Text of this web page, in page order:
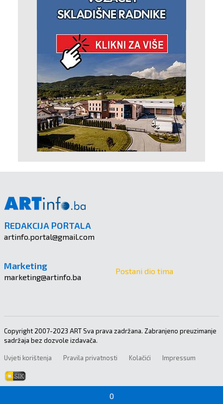
0
REDAKCIJA PORTALA
artinfo.portal@gmail.com
Marketing
marketing@artinfo.ba
Postani dio tima
Copyright 2007-2023 ART Sva prava zadržana. Zabranjeno preuzimanje
sadržaja bez dozvole izdavača.
Uvjeti korištenja Pravila privatnosti Kolačići Impressum